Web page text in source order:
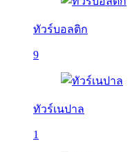
ทัวร์บอลติก
9
ทัวร์เนปาล
1